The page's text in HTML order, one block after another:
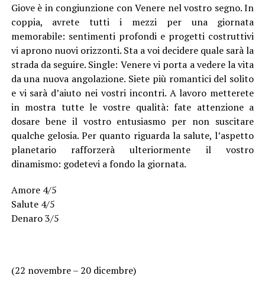
Giove è in congiunzione con Venere nel vostro segno. In
coppia, avrete tutti i mezzi per una giornata
memorabile: sentimenti profondi e progetti costruttivi
vi aprono nuovi orizzonti. Sta a voi decidere quale sarà la
strada da seguire. Single: Venere vi porta a vedere la vita
da una nuova angolazione. Siete più romantici del solito
e vi sarà d’aiuto nei vostri incontri. A lavoro metterete
in mostra tutte le vostre qualità: fate attenzione a
dosare bene il vostro entusiasmo per non suscitare
qualche gelosia. Per quanto riguarda la salute, l’aspetto
planetario rafforzerà ulteriormente il vostro
dinamismo: godetevi a fondo la giornata.
Amore 4/5
Salute 4/5
Denaro 3/5
(22 novembre – 20 dicembre)